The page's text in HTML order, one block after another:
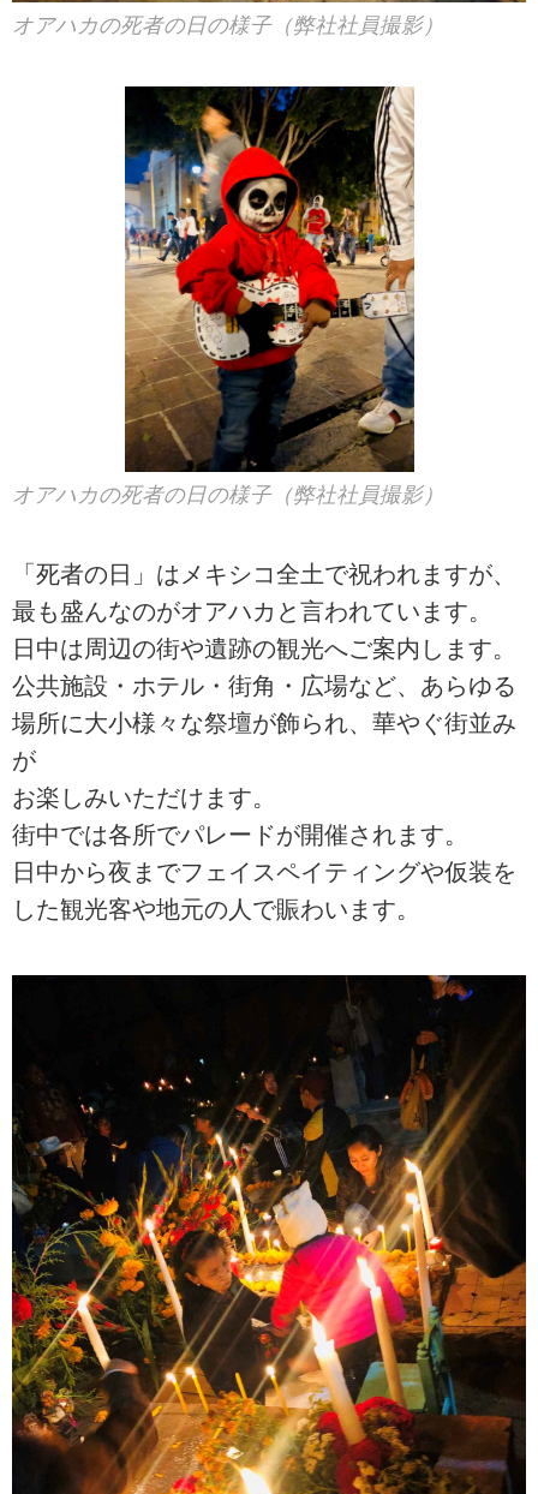
オアハカの死者の日の様子（弊社社員撮影）
オアハカの死者の日の様子（弊社社員撮影）
「死者の日」はメキシコ全土で祝われますが、
最も盛んなのがオアハカと言われています。
日中は周辺の街や遺跡の観光へご案内します。
公共施設・ホテル・街角・広場など、あらゆる
場所に大小様々な祭壇が飾られ、華やぐ街並み
が
お楽しみいただけます。
街中では各所でパレードが開催されます。
日中から夜までフェイスペイティングや仮装を
した観光客や地元の人で賑わいます。